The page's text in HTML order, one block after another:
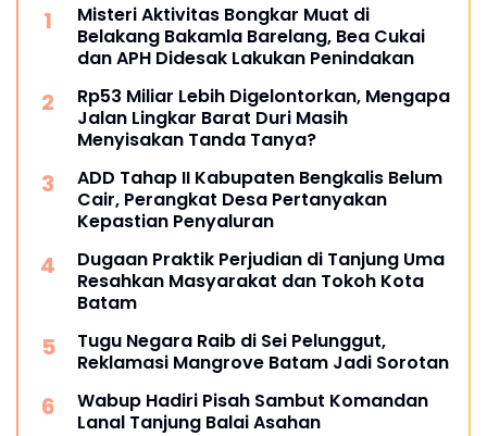
Misteri Aktivitas Bongkar Muat di
Belakang Bakamla Barelang, Bea Cukai
dan APH Didesak Lakukan Penindakan
Rp53 Miliar Lebih Digelontorkan, Mengapa
Jalan Lingkar Barat Duri Masih
Menyisakan Tanda Tanya?
ADD Tahap II Kabupaten Bengkalis Belum
Cair, Perangkat Desa Pertanyakan
Kepastian Penyaluran
Dugaan Praktik Perjudian di Tanjung Uma
Resahkan Masyarakat dan Tokoh Kota
Batam
Tugu Negara Raib di Sei Pelunggut,
Reklamasi Mangrove Batam Jadi Sorotan
Wabup Hadiri Pisah Sambut Komandan
Lanal Tanjung Balai Asahan